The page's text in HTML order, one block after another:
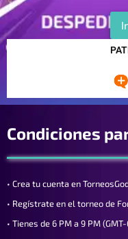
Condiciones
• Crea tu cuenta en
• Regístrate en el torneo de
• Tienes de 6 PM a 9 PM